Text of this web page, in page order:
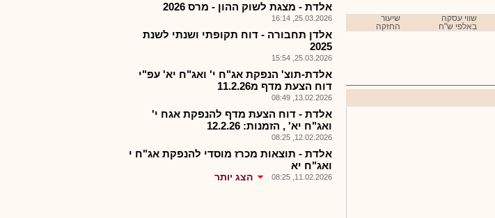
שווי עסקה
באלפי ש"ח
שיעור
החזקה
אלדת - מצגת לשוק ההון - מרס 2026
25.03.2026, 16:14
אלדן תחבורה - דוח תקופתי ושנתי לשנת
2025
25.03.2026, 15:54
אלדת-תוצ' הנפקת אג"ח י' ואג"ח יא' עפ"י
דוח הצעת מדף מ11.2.26
13.02.2026, 08:49
אלדת - דוח הצעת מדף להנפקת אגח י'
ואג"ח יא' , הזמנות: 12.2.26
12.02.2026, 08:25
אלדת - תוצאות מכרז מוסדי להנפקת אג"ח י
ואג"ח יא
11.02.2026, 08:25 הצג יותר